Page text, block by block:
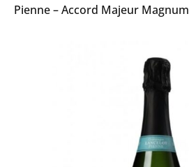
Pienne – Accord Majeur Magnum